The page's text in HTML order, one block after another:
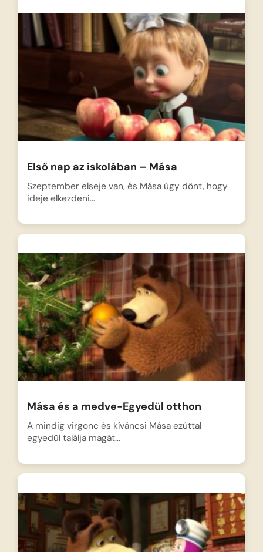
Első nap az iskolában – Mása
Szeptember elseje van, és Mása úgy dönt, hogy
ideje elkezdeni…
Mása és a medve-Egyedül otthon
A mindig virgonc és kíváncsi Mása ezúttal
egyedül találja magát…